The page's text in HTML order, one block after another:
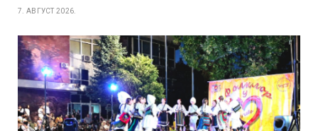
7. АВГУСТ 2026.